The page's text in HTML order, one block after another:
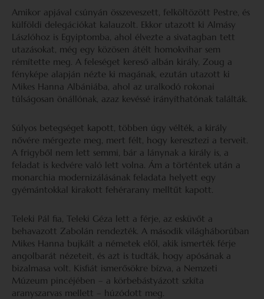
Amikor apjával csúnyán összeveszett, felköltözött Pestre, és
külföldi delegációkat kalauzolt. Ekkor utazott ki Almásy
Lászlóhoz is Egyiptomba, ahol élvezte a sivatagban tett
utazásokat, még egy közösen átélt homokvihar sem
rémítette meg. A feleséget kereső albán király, Zoug a
fényképe alapján nézte ki magának, ezután utazott ki
Mikes Hanna Albániába, ahol az uralkodó rokonai
túlságosan önállónak, azaz kevéssé irányíthatónak találták.
Súlyos betegséget kapott, többen úgy vélték, a király
nővére mérgezte meg, mert félt, hogy keresztezi a terveit.
A frigyből nem lett semmi, bár a lánynak a király is, a
feladat is kedvére való lett volna. Ám a történtek után a
monarchia modernizálásának feladata helyett egy
gyémántokkal kirakott fehérarany melltűt kapott.
Teleki Pál fia, Teleki Géza lett a férje, az esküvőt a
behavazott Zabolán rendezték. A második világháborúban
Mikes Hanna bujkált a németek elől, akik ismerték férje
angolbarát nézeteit, és azt is tudták, hogy apósának a
bizalmasa volt. Kisfiát ismerősökre bízva, a Nemzeti
Múzeum pincéjében – a körbebástyázott szkíta
aranyszarvas mellett – húzódott meg.